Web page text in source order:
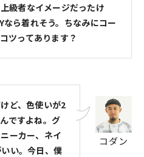
級者なイメージだったけ
なら着れそう。ちなみにコー
ツってあります？
コダン
ど、色使いが2
ですよね。グ
ーカー、ネイ
い。今日、僕